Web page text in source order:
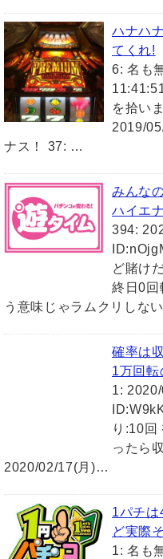
ハナハ
てくれ!
6: 名も
を拾い
2019/
ナス！ 37: …
みんな
ハイエ
394:
ど賭け
終日0回
う意味じゃラムクリしな
確率は
1万回
1:
り:10回
ったら
2020/02/17(月)…
1パチは
ど実際
1: 名も